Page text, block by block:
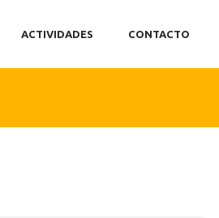
ACTIVIDADES CONTACTO